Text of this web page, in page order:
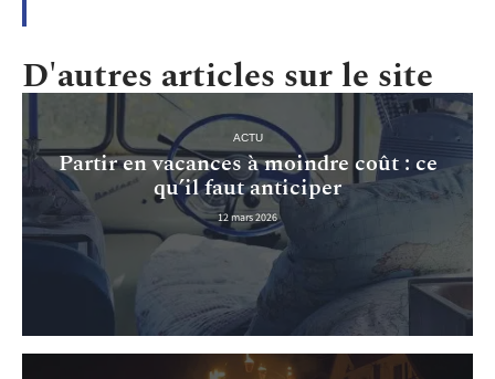
D'autres articles sur le site
ACTU
Partir en vacances à moindre coût : ce
qu’il faut anticiper
12 mars 2026